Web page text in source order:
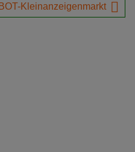
Kleinanzeigenmarkt